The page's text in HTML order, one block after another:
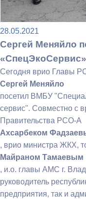
28.05.2021
Сергей Меняйло
Сегодня врио Главы
Сергей Меняйло
посетил ВМБУ
сервис". Совместно с
Правительства РСО-А
Ахсарбеком
, врио министра ЖКХ,
Майраном Тамаевым
, и.о. главы АМС г.
руководитель
предприятия, так и